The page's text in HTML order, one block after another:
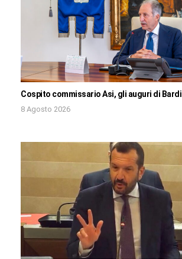
Cospito commissario Asi, gli auguri di Bardi
8 Agosto 2026